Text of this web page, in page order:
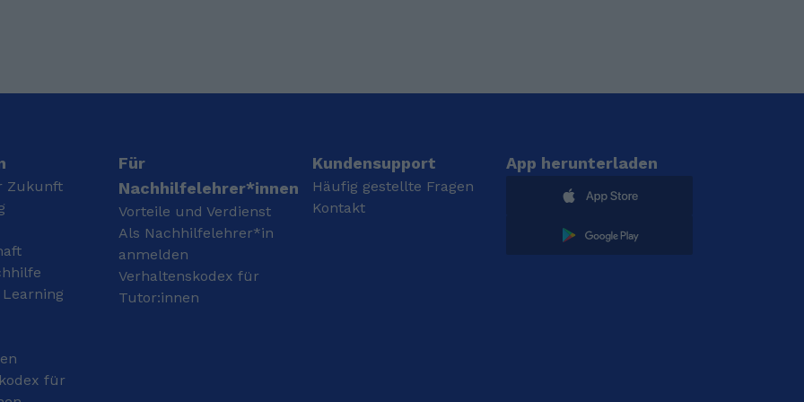
danach habe ich mit
Fachhochschule in Wels
als Maschinenbau
Entwicklungsingenieur
begonnen und habe das
Studium im Jahre 2022
abgeschlossen. Und
seitdem studiere ich
Gymnasien erfolgreich
Zukunft
für
Für
Nachhilfelehrer*innen
Vorteile und Verdienst
Als Nachhilfelehrer*in
anmelden
Verhaltenskodex für
Tutor:innen
Kundensupport
Häufig gestellte Fragen
Kontakt
App herunterladen